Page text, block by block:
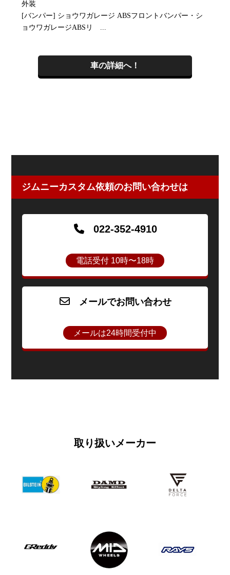
外装
[バンパー] ショウワガレージ ABSフロントバンパー・シ
ョウワガレージABSリ ...
車の詳細へ！
ジムニーカスタム依頼のお問い合わせは
022-352-4910
電話受付 10時〜18時
メールでお問い合わせ
メールは24時間受付中
取り扱いメーカー